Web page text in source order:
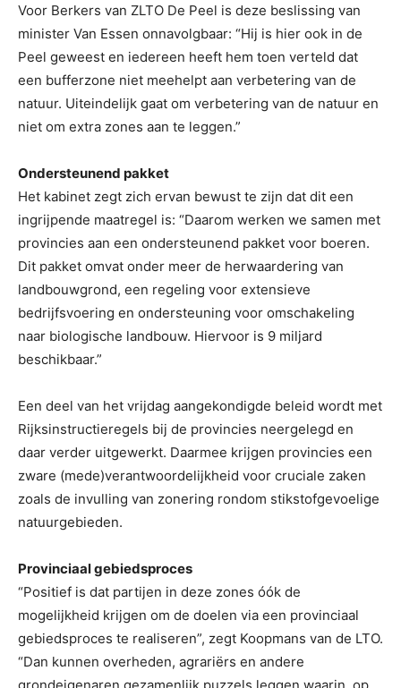
Voor Berkers van ZLTO De Peel is deze beslissing van
minister Van Essen onnavolgbaar: “Hij is hier ook in de
Peel geweest en iedereen heeft hem toen verteld dat
een bufferzone niet meehelpt aan verbetering van de
natuur. Uiteindelijk gaat om verbetering van de natuur en
niet om extra zones aan te leggen.”
Ondersteunend pakket
Het kabinet zegt zich ervan bewust te zijn dat dit een
ingrijpende maatregel is: “Daarom werken we samen met
provincies aan een ondersteunend pakket voor boeren.
Dit pakket omvat onder meer de herwaardering van
landbouwgrond, een regeling voor extensieve
bedrijfsvoering en ondersteuning voor omschakeling
naar biologische landbouw. Hiervoor is 9 miljard
beschikbaar.”
Een deel van het vrijdag aangekondigde beleid wordt met
Rijksinstructieregels bij de provincies neergelegd en
daar verder uitgewerkt. Daarmee krijgen provincies een
zware (mede)­verantwoordelijkheid voor cruciale zaken
zoals de invulling van zonering rondom stikstofgevoelige
natuurgebieden.
Provinciaal gebiedsproces
“Positief is dat partijen in deze zones óók de
mogelijkheid krijgen om de doelen via een provinciaal
gebiedsproces te realiseren”, zegt Koopmans van de LTO.
“Dan kunnen overheden, agrariërs en andere